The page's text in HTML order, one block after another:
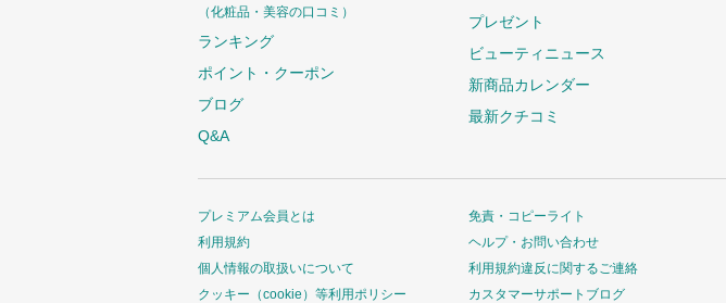
（化粧品・美容の口コミ）
ランキング
ポイント・クーポン
ブログ
Q&A
プレゼント
ビューティニュース
新商品カレンダー
最新クチコミ
プレミアム会員とは
利用規約
個人情報の取扱いについて
クッキー（cookie）等利用ポリシー
免責・コピーライト
ヘルプ・お問い合わせ
利用規約違反に関するご連絡
カスタマーサポートブログ